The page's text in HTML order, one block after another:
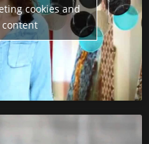
cookies and